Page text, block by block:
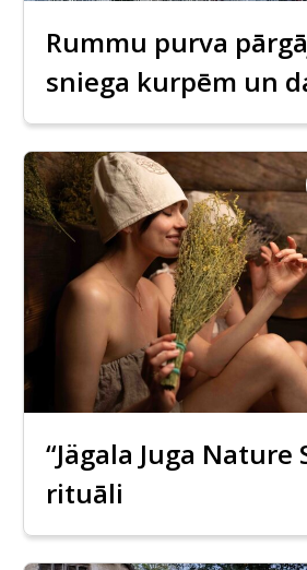
Rummu purva
sniega kurpēm un
“Jägala Juga Nature
rituāli